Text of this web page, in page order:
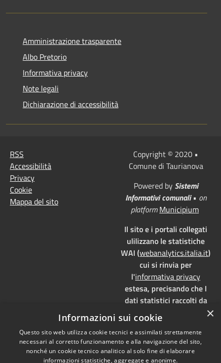
Amministrazione trasparente
Albo Pretorio
Informativa privacy
Note legali
Dichiarazione di accessibilità
RSS
Accessibilità
Privacy
Cookie
Mappa del sito
Copyright © 2020 •
Comune di Taurianova
Powered by Sistemi
Informativi comunali• on
platform Municipium
Il sito e i portali collegati
ulilizzano le statistiche
WAI (webanalytics.italia.it)
cui si rinvia per
l'informativa privacy
estesa, precisando che I
dati statistici raccolti da
WAI vengono memorizzati
su server dedicati,
localizzati in Italia e ad uso
esclusivo della pubblica
amministrazione. WAI è
×
Informazioni sui cookie
Questo sito web utilizza cookie tecnici e assimilati strettamente
necessari al corretto funzionamento e alla navigazione del sito,
nonché un cookie tecnico analitico al solo fine di elaborare
informazioni statistiche, aggregate e anonime.